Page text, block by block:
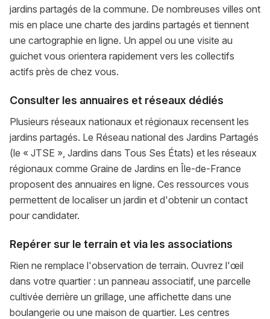
jardins partagés de la commune. De nombreuses villes ont
mis en place une charte des jardins partagés et tiennent
une cartographie en ligne. Un appel ou une visite au
guichet vous orientera rapidement vers les collectifs
actifs près de chez vous.
Consulter les annuaires et réseaux dédiés
Plusieurs réseaux nationaux et régionaux recensent les
jardins partagés. Le Réseau national des Jardins Partagés
(le « JTSE », Jardins dans Tous Ses États) et les réseaux
régionaux comme Graine de Jardins en Île-de-France
proposent des annuaires en ligne. Ces ressources vous
permettent de localiser un jardin et d'obtenir un contact
pour candidater.
Repérer sur le terrain et via les associations
Rien ne remplace l'observation de terrain. Ouvrez l'œil
dans votre quartier : un panneau associatif, une parcelle
cultivée derrière un grillage, une affichette dans une
boulangerie ou une maison de quartier. Les centres